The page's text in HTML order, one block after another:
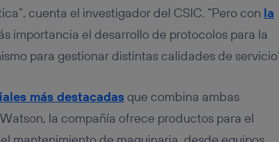
cuenta el investigador del CSIC. “Pero con la
importancia el desarrollo de protocolos para la
para gestionar distintas calidades de
más destacadasque combina ambas
la compañía ofrece productos para el